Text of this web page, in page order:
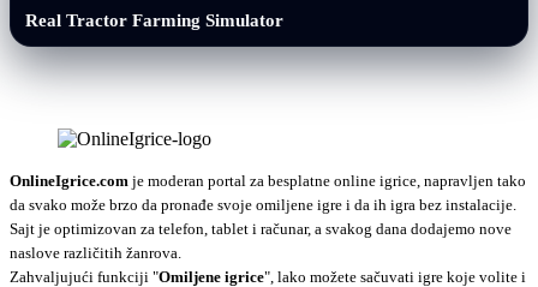
Real Tractor Farming Simulator
OnlineIgrice.com je moderan portal za besplatne online igrice, napravljen tako
da svako može brzo da pronađe svoje omiljene igre i da ih igra bez instalacije.
Sajt je optimizovan za telefon, tablet i računar, a svakog dana dodajemo nove
naslove različitih žanrova.
Zahvaljujući funkciji "Omiljene igrice", lako možete sačuvati igre koje volite i